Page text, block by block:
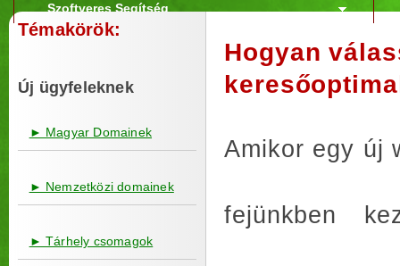
Szoftveres Segítség
Témakörök:
Új ügyfeleknek
► Magyar Domainek
► Nemzetközi domainek
► Tárhely csomagok
Hogyan
Amikor egy új
fejünkben